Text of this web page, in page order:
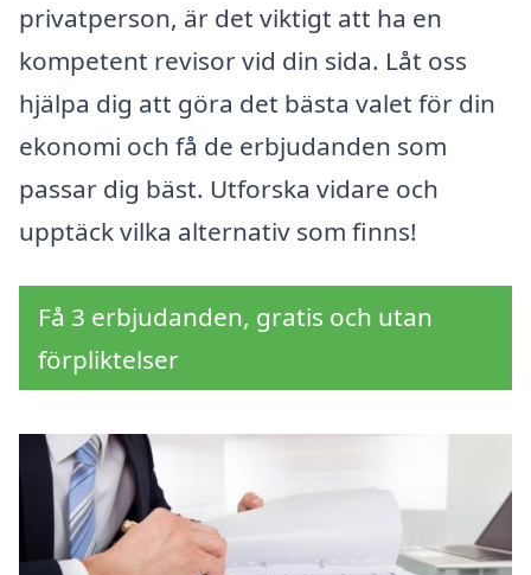
privatperson, är det viktigt att ha en
kompetent revisor vid din sida. Låt oss
hjälpa dig att göra det bästa valet för din
ekonomi och få de erbjudanden som
passar dig bäst. Utforska vidare och
upptäck vilka alternativ som finns!
Få 3 erbjudanden, gratis och utan
förpliktelser